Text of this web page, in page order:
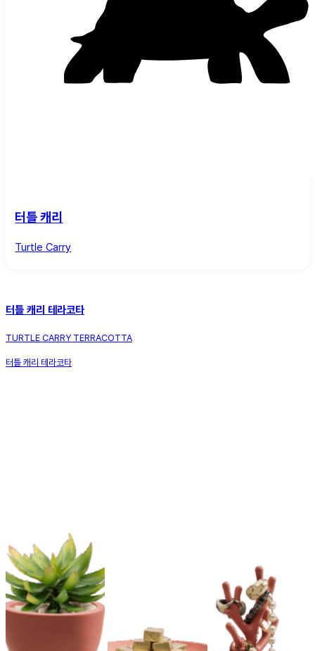
터틀 캐리
Turtle Carry
터틀 캐리 테라코타
TURTLE CARRY TERRACOTTA
터틀 캐리 테라코타